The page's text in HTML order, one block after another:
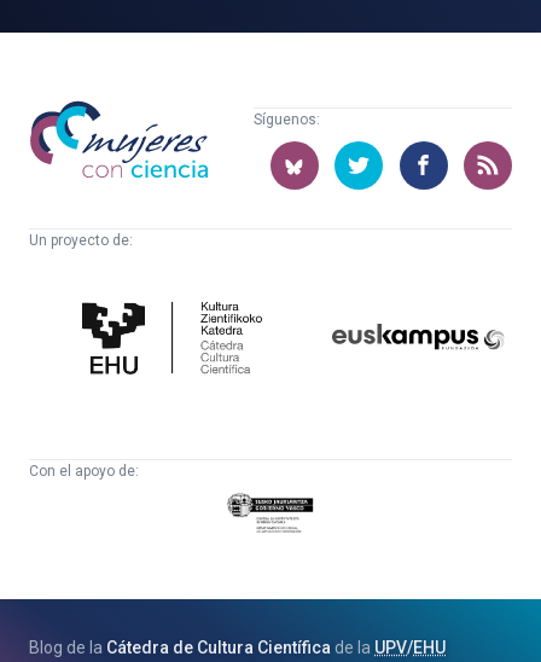
Mujeres
con
ciencia
Síguenos:
Un proyecto de:
Cultura
Científica
Con el apoyo de:
Eusko
Jaurlaritza
eta
Blog de la Cátedra de Cultura Científica de la UPV/EHU